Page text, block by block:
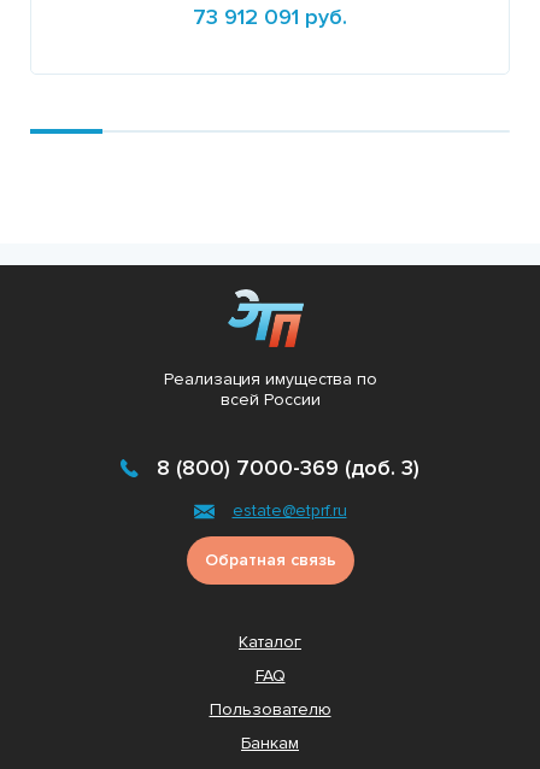
73 912 091 руб.
Реализация имущества по
всей России
8 (800) 7000-369 (доб. 3)
estate@etprf.ru
Обратная связь
Каталог
FAQ
Пользователю
Банкам